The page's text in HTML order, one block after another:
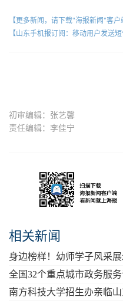
【更多新闻，请下载"海报新闻"客户
【山东手机报订阅：移动用户发送短
初审编辑：张艺馨
责任编辑：李佳宁
相关新闻
身边榜样！幼师学子风采